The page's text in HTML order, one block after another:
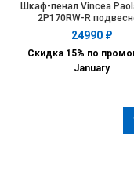
Шкаф-пенал Vincea
2P170RW-R
1700*350*350, R.Wood,
24990 ₽
Скидка 15% по
January